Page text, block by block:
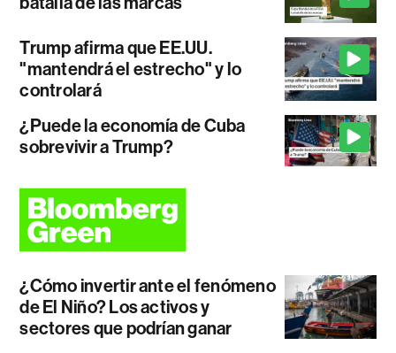
Trump afirma que EE.UU.
"mantendrá el estrecho" y lo
controlará
¿Puede la economía de Cuba
sobrevivir a Trump?
¿Cómo invertir ante el fenómeno
de El Niño? Los activos y
sectores que podrían ganar